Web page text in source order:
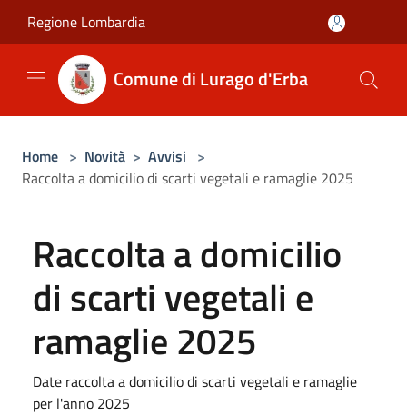
Regione Lombardia
Comune di Lurago d'Erba
Home > Novità > Avvisi >
Raccolta a domicilio di scarti vegetali e ramaglie 2025
Raccolta a domicilio
di scarti vegetali e
ramaglie 2025
Date raccolta a domicilio di scarti vegetali e ramaglie
per l'anno 2025